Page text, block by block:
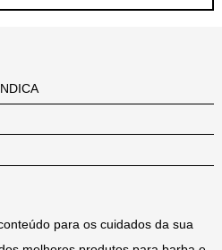
para os cuidados da sua